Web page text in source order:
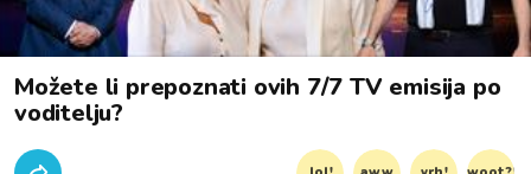
Možete li prepoznati ovih 7/7 TV emisija po
voditelju?